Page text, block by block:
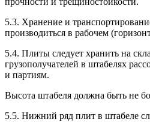
5.3. Хранение и
производиться в рабочем
5.4. Плиты следует хранить на
грузополучателей в штабелях
и партиям.
Высота штабеля должна быть не
5.5. Нижний ряд плит в штабеле